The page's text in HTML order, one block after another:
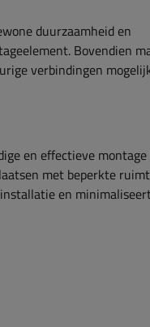
duurzaamheid en
Bovendien
verbindingen
en effectieve
met beperkte
en